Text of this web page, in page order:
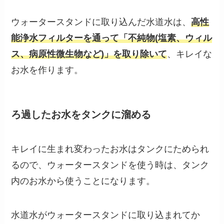
ウォータースタンドに取り込んだ水道水は、高性
能浄水フィルターを通って「不純物(塩素、ウィル
ス、病原性微生物など)」を取り除いて、キレイな
お水を作ります。
ろ過したお水をタンクに溜める
キレイに生まれ変わったお水はタンクにためられ
るので、ウォータースタンドを使う時は、タンク
内のお水から使うことになります。
水道水がウォータースタンドに取り込まれてか